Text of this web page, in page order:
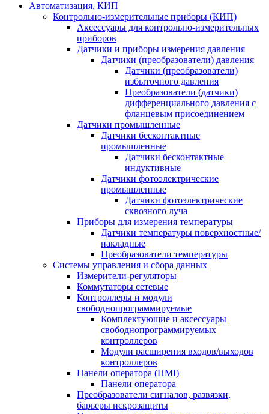
Автоматизация, КИП
Контрольно-измерительные приборы (КИП)
Аксессуары для контрольно-измерительных
приборов
Датчики и приборы измерения давления
Датчики (преобразователи) давления
Датчики (преобразователи)
избыточного давления
Преобразователи (датчики)
дифференциального давления с
фланцевым присоединением
Датчики промышленные
Датчики бесконтактные
промышленные
Датчики бесконтактные
индуктивные
Датчики фотоэлектрические
промышленные
Датчики фотоэлектрические
сквозного луча
Приборы для измерения температуры
Датчики температуры поверхностные/
накладные
Преобразователи температуры
Системы управления и сбора данных
Измерители-регуляторы
Коммутаторы сетевые
Контроллеры и модули
свободнопрограммируемые
Комплектующие и аксессуары
свободнопрограммируемых
контроллеров
Модули расширения входов/выходов
контроллеров
Панели оператора (HMI)
Панели оператора
Преобразователи сигналов, развязки,
барьеры искрозащиты